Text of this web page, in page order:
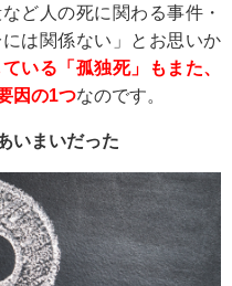
ど人の死に関わる事件・
は関係ない」とお思いか
いる「孤独死」もまた、
因の1つなのです。
いまいだった